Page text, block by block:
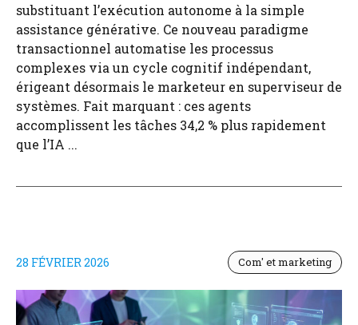
substituant l’exécution autonome à la simple
assistance générative. Ce nouveau paradigme
transactionnel automatise les processus
complexes via un cycle cognitif indépendant,
érigeant désormais le marketeur en superviseur de
systèmes. Fait marquant : ces agents
accomplissent les tâches 34,2 % plus rapidement
que l’IA ...
28 FÉVRIER 2026 Com' et marketing